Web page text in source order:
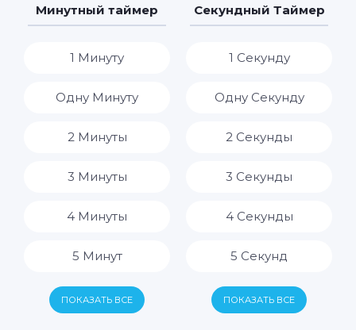
7 Дней 7 Часов
14 Часов
Минутный таймер
1 Минуту
Одну Минуту
2 Минуты
3 Минуты
4 Минуты
5 Минут
6 Минут
ПОКАЗАТЬ ВСЕ
Секундный Таймер
1 Секунду
Одну Секунду
2 Секунды
3 Секунды
4 Секунды
5 Секунд
6 Секунд
ПОКАЗАТЬ ВСЕ